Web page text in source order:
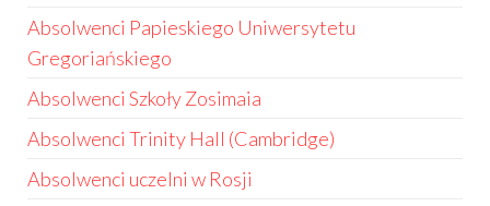
Absolwenci Papieskiego Uniwersytetu
Gregoriańskiego
Absolwenci Szkoły Zosimaia
Absolwenci Trinity Hall (Cambridge)
Absolwenci uczelni w Rosji